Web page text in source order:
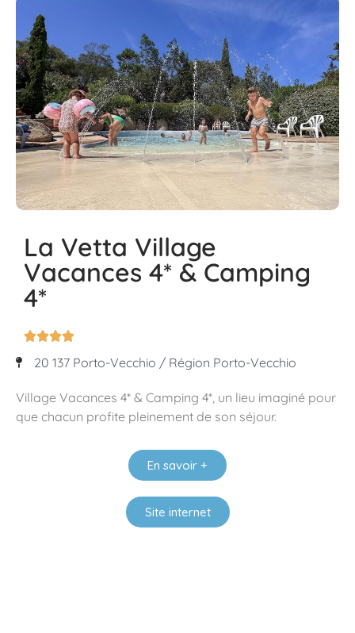
La Vetta Village
Vacances 4* & Camping
4*

20 137 Porto-Vecchio / Région Porto-Vecchio
Village Vacances 4* & Camping 4*, un lieu imaginé pour
que chacun profite pleinement de son séjour.
En savoir +
Site internet